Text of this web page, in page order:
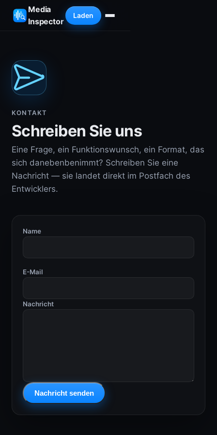
Media
Inspector
Laden
KONTAKT
Schreiben Sie uns
Eine Frage, ein Funktionswunsch, ein Format, das
sich danebenbenimmt? Schreiben Sie eine
Nachricht — sie landet direkt im Postfach des
Entwicklers.
Name
E-Mail
Nachricht
Nachricht senden